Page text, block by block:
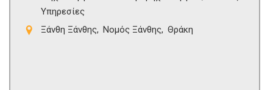
Υπηρεσίες
Ξάνθη Ξάνθης
Νομός Ξάνθης Θράκη